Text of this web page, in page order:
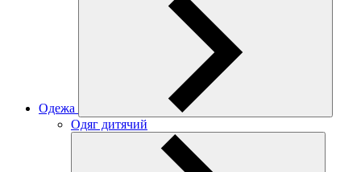
Одежа
Одяг дитячий